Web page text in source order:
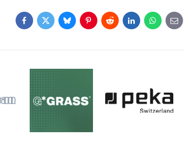
FacebookTwitterBlueskyPinterestRedditLinkedInWhatsApp
E-
mail